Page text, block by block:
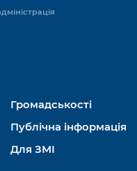
Громадськості
Публічна інформація
Для ЗМІ